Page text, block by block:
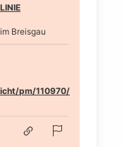
Breisgau
pm/110970/